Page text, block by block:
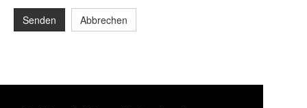
Senden Abbrechen